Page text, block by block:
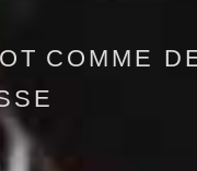
COMME